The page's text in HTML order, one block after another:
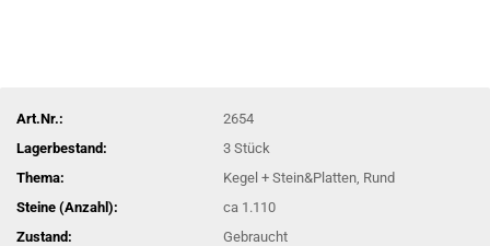
Art.Nr.:
2654
Lagerbestand:
3Stück
Thema:
Kegel + Stein&Platten, Rund
Steine (Anzahl):
ca 1.110
Zustand:
Gebraucht